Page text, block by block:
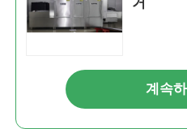
계속